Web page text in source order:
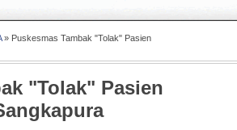
» Puskesmas Tambak "Tolak" Pasien
"Tolak" Pasien